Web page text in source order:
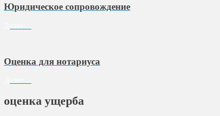
Юридическое сопровождение
Оценка для нотариуса
оценка ущерба